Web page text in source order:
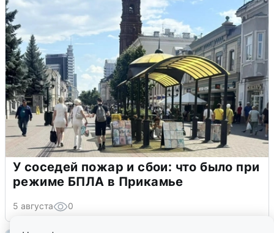
У соседей пожар и сбои: что было при
режиме БПЛА в Прикамье
5 августа 0